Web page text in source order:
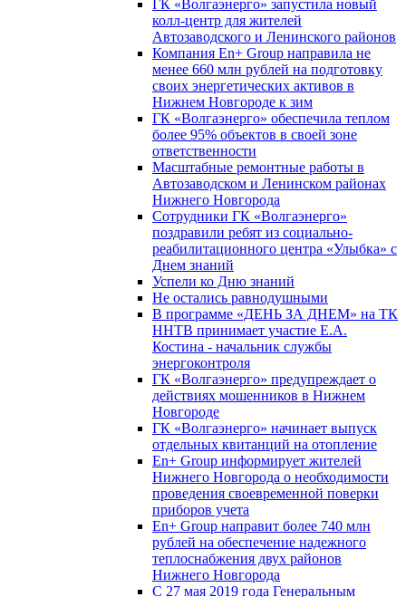
ГК «Волгаэнерго» запустила новый
колл-центр для жителей
Автозаводского и Ленинского районов
Компания En+ Group направила не
менее 660 млн рублей на подготовку
своих энергетических активов в
Нижнем Новгороде к зим
ГК «Волгаэнерго» обеспечила теплом
более 95% объектов в своей зоне
ответственности
Масштабные ремонтные работы в
Автозаводском и Ленинском районах
Нижнего Новгорода
Сотрудники ГК «Волгаэнерго»
поздравили ребят из социально-
реабилитационного центра «Улыбка» с
Днем знаний
Успели ко Дню знаний
Не остались равнодушными
В программе «ДЕНЬ ЗА ДНЕМ» на ТК
ННТВ принимает участие Е.А.
Костина - начальник службы
энергоконтроля
ГК «Волгаэнерго» предупреждает о
действиях мошенников в Нижнем
Новгороде
ГК «Волгаэнерго» начинает выпуск
отдельных квитанций на отопление
En+ Group информирует жителей
Нижнего Новгорода о необходимости
проведения своевременной поверки
приборов учета
En+ Group направит более 740 млн
рублей на обеспечение надежного
теплоснабжения двух районов
Нижнего Новгорода
С 27 мая 2019 года Генеральным